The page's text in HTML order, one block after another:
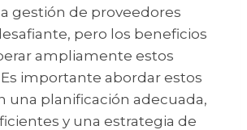
gestión de proveedores
pero los beneficios
ampliamente estos
importante abordar estos
una planificación adecuada,
y una estrategia de